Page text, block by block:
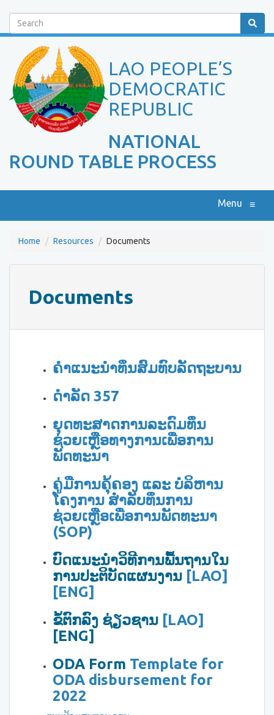
Search
LAO PEOPLE’S
DEMOCRATIC
REPUBLIC
NATIONAL
ROUND TABLE PROCESS
Menu ≡
Home Resources Documents
Documents
ຄຳແນະນຳທຶນສົມທົບລັດຖະບານ
ດຳລັດ 357
ຍຸດທະສາດການລະດົມທຶນ
ຊ່ວຍເຫຼືອທາງການເພື່ອການ
ພັດທະນາ
ຄູ່ມືການຄຸ້ຄອງ ແລະ ບໍລິຫານ
ໂຄງການ ສຳລັບທຶນການ
ຊ່ວຍເຫຼືອເພື່ອການພັດທະນາ
(SOP)
ບົດແນະນຳວິທີການພື້ນຖານໃນ
ການປະຕິບັດແຜນງານ [LAO]
[ENG]
ຂໍ້ຕົກລົງ ຊ່ຽວຊານ [LAO]
[ENG]
ODA Form Template for
ODA disbursement for
2022